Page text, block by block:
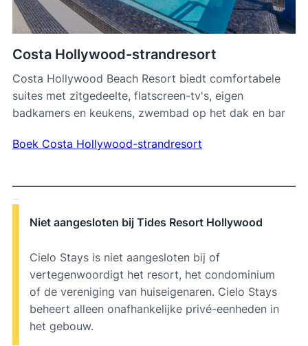
Costa Hollywood-strandresort
Costa Hollywood Beach Resort biedt comfortabele
suites met zitgedeelte, flatscreen-tv's, eigen
badkamers en keukens, zwembad op het dak en bar
Boek Costa Hollywood-strandresort
Niet aangesloten bij Tides Resort Hollywood
Cielo Stays is niet aangesloten bij of
vertegenwoordigt het resort, het condominium
of de vereniging van huiseigenaren. Cielo Stays
beheert alleen onafhankelijke privé-eenheden in
het gebouw.